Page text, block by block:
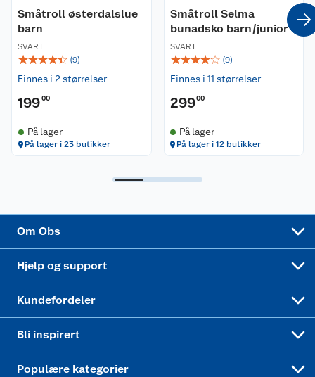
Småtroll østerdalslue
barn
SVART
☆☆☆☆☆ (9)
Finnes i 2 størrelser
19900
På lager
På lager i 23 butikker
Småtroll Selma
bunadsko barn/junior
SVART
☆☆☆☆☆ (9)
Finnes i 11 størrelser
29900
På lager
På lager i 12 butikker
Om Obs
Coop kjeder
Ledige stillinger
Bærekraft
Hjelp og support
Betalingsalternativer
Leveringsalternativer
Pakkesporing
Kjøpsvilkår
Kundefordeler
Åpent kjøp
Coop medlem
Klikk og hent
Bli inspirert
Festdrakter til hele familien
Populære kategorier
Hagemøbler og utemøbler